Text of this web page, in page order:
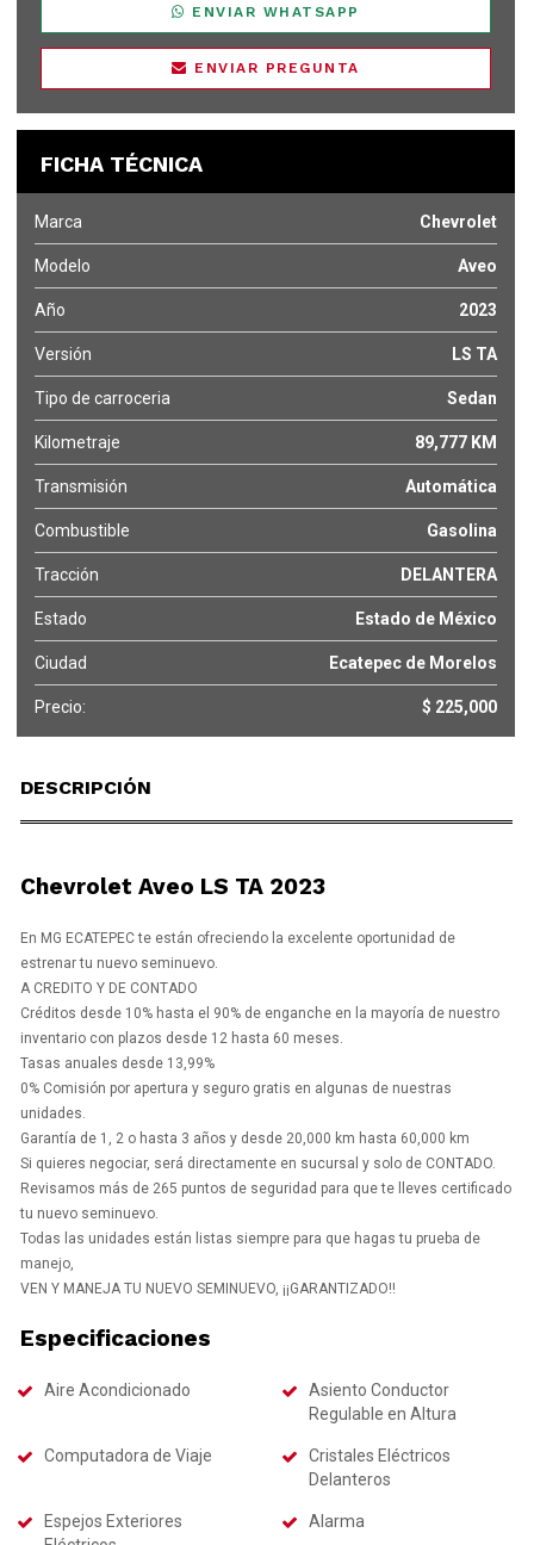
ENVIAR WHATSAPP
ENVIAR PREGUNTA
FICHA TÉCNICA
Marca Chevrolet
Modelo Aveo
Año 2023
Versión LS TA
Tipo de carroceria Sedan
Kilometraje 89,777 KM
Transmisión Automática
Combustible Gasolina
Tracción DELANTERA
Estado Estado de México
Ciudad Ecatepec de Morelos
Precio: $ 225,000
DESCRIPCIÓN
Chevrolet Aveo LS TA 2023
En MG ECATEPEC te están ofreciendo la excelente oportunidad de
estrenar tu nuevo seminuevo.
A CREDITO Y DE CONTADO
Créditos desde 10% hasta el 90% de enganche en la mayoría de nuestro
inventario con plazos desde 12 hasta 60 meses.
Tasas anuales desde 13,99%
0% Comisión por apertura y seguro gratis en algunas de nuestras
unidades.
Garantía de 1, 2 o hasta 3 años y desde 20,000 km hasta 60,000 km
Si quieres negociar, será directamente en sucursal y solo de CONTADO.
Revisamos más de 265 puntos de seguridad para que te lleves certificado
tu nuevo seminuevo.
Todas las unidades están listas siempre para que hagas tu prueba de
manejo,
VEN Y MANEJA TU NUEVO SEMINUEVO, ¡¡GARANTIZADO!!
Especificaciones
Aire Acondicionado
Asiento Conductor
Regulable en Altura
Computadora de Viaje
Cristales Eléctricos
Delanteros
Espejos Exteriores
Alarma